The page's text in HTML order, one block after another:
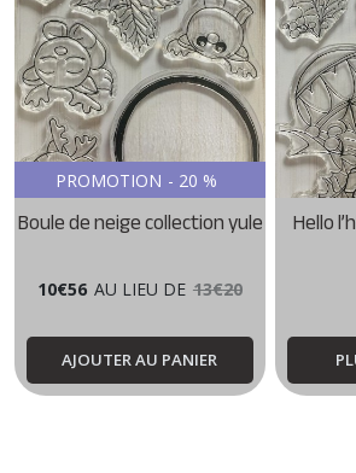
PROMOTION - 20 %
Boule de neige collection yule
10€56 AU LIEU DE 13€20
AJOUTER AU PANIER
Hello